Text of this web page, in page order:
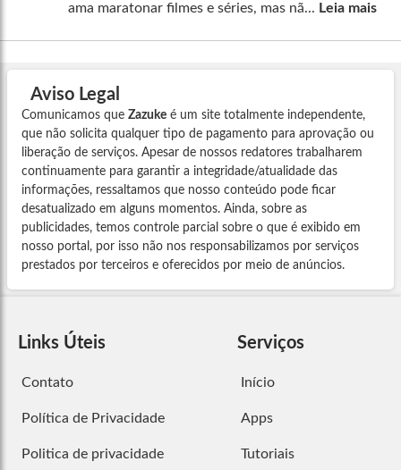
ama maratonar filmes e séries, mas nã... Leia mais
Aviso Legal
Comunicamos que Zazuke é um site totalmente independente,
que não solicita qualquer tipo de pagamento para aprovação ou
liberação de serviços. Apesar de nossos redatores trabalharem
continuamente para garantir a integridade/atualidade das
informações, ressaltamos que nosso conteúdo pode ficar
desatualizado em alguns momentos. Ainda, sobre as
publicidades, temos controle parcial sobre o que é exibido em
nosso portal, por isso não nos responsabilizamos por serviços
prestados por terceiros e oferecidos por meio de anúncios.
Links Úteis
Contato
Política de Privacidade
Politica de privacidade
Serviços
Início
Apps
Tutoriais